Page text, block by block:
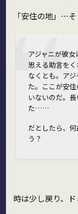
「安住の地」…
アジャニが彼
思える助言を
なくとも。ア
た。ここが安
いないのだ。
た……
だとしたら、
う？
時は少し戻り、ド